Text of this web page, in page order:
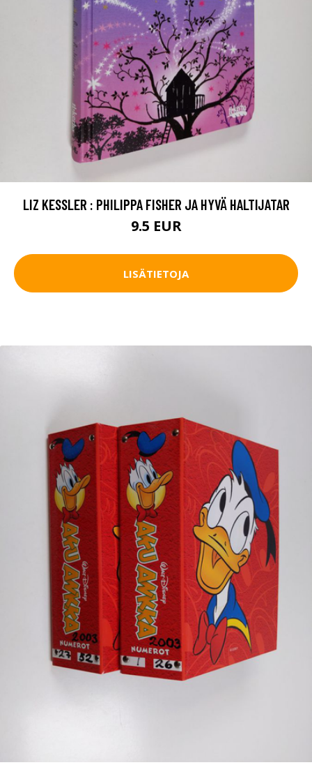
LIZ KESSLER : PHILIPPA FISHER JA HYVÄ HALTIJATAR
9.5 EUR
LISÄTIETOJA